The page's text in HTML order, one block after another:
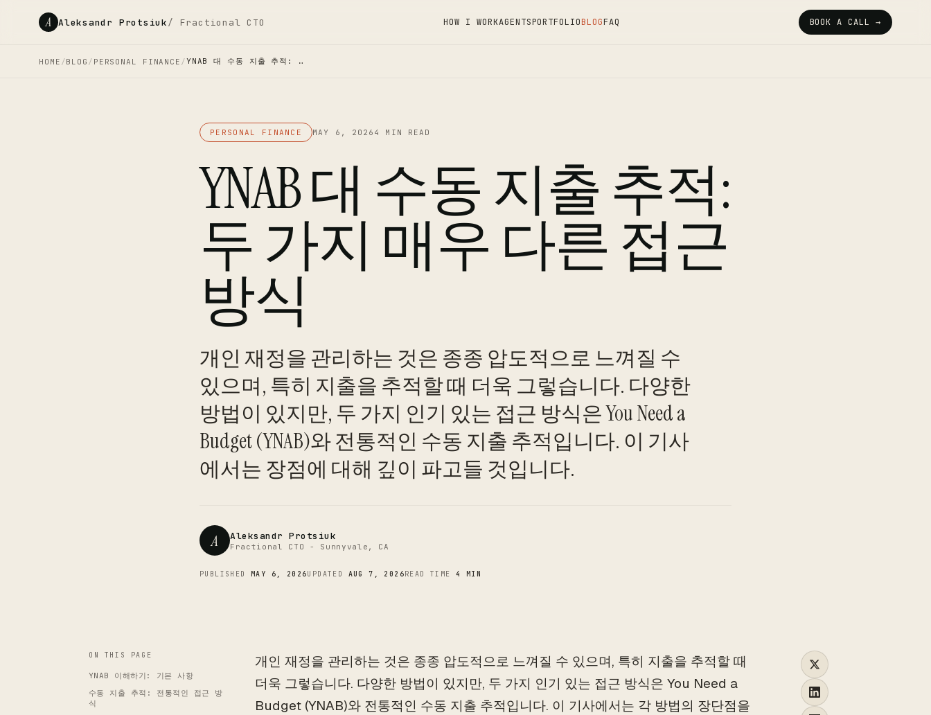
A Aleksandr Protsiuk/ Fractional CTO HOW I WORKAGENTSPORTFOLIOBLOGFAQ BOOK A CALL →
HOME /BLOG / PERSONAL FINANCE /YNAB 대 수동 지출 추적: …
PERSONAL FINANCE MAY 6, 2026 4 MIN READ
YNAB 대 수동 지출 추적:
두 가지 매우 다른 접근
방식
개인 재정을 관리하는 것은 종종 압도적으로 느껴질 수
있으며, 특히 지출을 추적할 때 더욱 그렇습니다. 다양한
방법이 있지만, 두 가지 인기 있는 접근 방식은 You Need a
Budget (YNAB)와 전통적인 수동 지출 추적입니다. 이 기사
에서는 장점에 대해 깊이 파고들 것입니다.
A Aleksandr Protsiuk
Fractional CTO - Sunnyvale, CA
PUBLISHED MAY 6, 2026UPDATED AUG 7, 2026READ TIME4 MIN
CTO
ON THIS PAGE
YNAB 이해하기: 기본 사항
수동 지출 추적: 전통적인 접근 방
식
개인 재정을 관리하는 것은 종종 압도적으로 느껴질 수 있으며, 특히 지출을 추적할 때
더욱 그렇습니다. 다양한 방법이 있지만, 두 가지 인기 있는 접근 방식은 You Need a
Budget (YNAB)와 전통적인 수동 지출 추적입니다. 이 기사에서는 각 방법의 장단점을